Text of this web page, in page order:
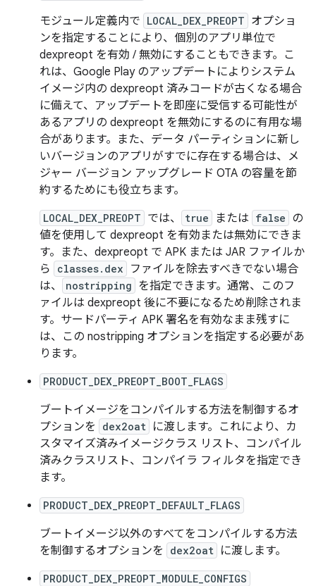
モジュール定義内で LOCAL_DEX_PREOPT オプショ
ンを指定することにより、個別のアプリ単位で
dexpreopt を有効 / 無効にすることもできます。こ
れは、Google Play のアップデートによりシステム
イメージ内の dexpreopt 済みコードが古くなる場合
に備えて、アップデートを即座に受信する可能性が
あるアプリの dexpreopt を無効にするのに有用な場
合があります。また、データ パーティションに新し
いバージョンのアプリがすでに存在する場合は、メ
ジャー バージョン アップグレード OTA の容量を節
約するためにも役立ちます。
LOCAL_DEX_PREOPT では、 true または false の
値を使用して dexpreopt を有効または無効にできま
す。また、dexpreopt で APK または JAR ファイルか
ら
classes.dex
ファイルを除去すべきでない場合
は、
nostripping を指定できます。通常、このフ
ァイルは dexpreopt 後に不要になるため削除されま
す。サードパーティ APK 署名を有効なまま残すに
は、この nostripping オプションを指定する必要があ
ります。
PRODUCT_DEX_PREOPT_BOOT_FLAGS
ブートイメージをコンパイルする方法を制御するオ
プションを
dex2oat に渡します。これにより、カ
スタマイズ済みイメージクラス リスト、コンパイル
済みクラスリスト、コンパイラ フィルタを指定でき
ます。
PRODUCT_DEX_PREOPT_DEFAULT_FLAGS
ブートイメージ以外のすべてをコンパイルする方法
を制御するオプションを
dex2oat に渡します。
PRODUCT_DEX_PREOPT_MODULE_CONFIGS